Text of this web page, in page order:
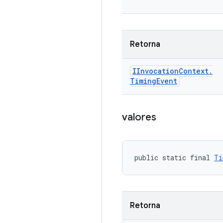
Retorna
IInvocationContext.
TimingEvent
valores
public static final
Retorna